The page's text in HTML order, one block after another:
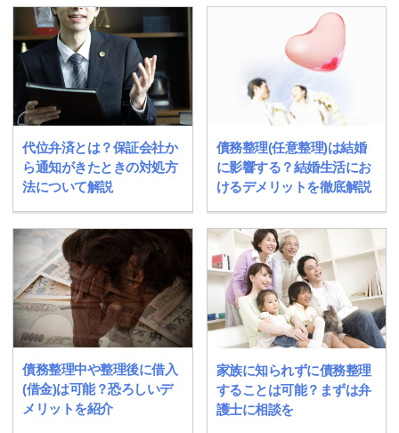
代位弁済とは？保証会社か
ら通知がきたときの対処方
法について解説
債務整理(任意整理)は結婚
に影響する？結婚生活にお
けるデメリットを徹底解説
債務整理中や整理後に借入
(借金)は可能？恐ろしいデ
メリットを紹介
家族に知られずに債務整理
することは可能？まずは弁
護士に相談を